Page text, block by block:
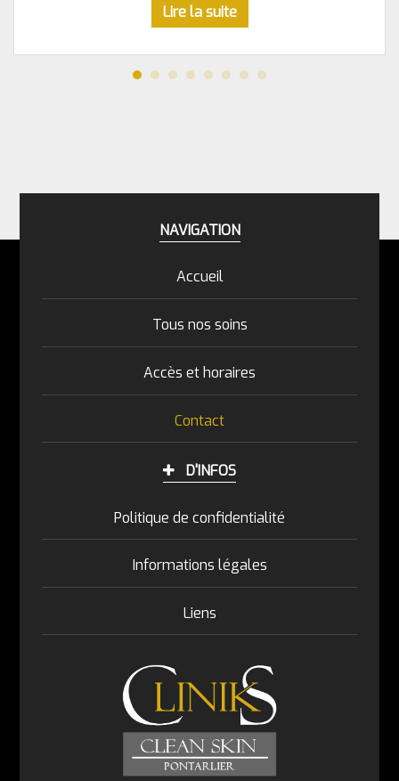
Lire la suite
NAVIGATION
Accueil
Tous nos soins
Accès et horaires
Contact
D'INFOS
Politique de confidentialité
Informations légales
Liens